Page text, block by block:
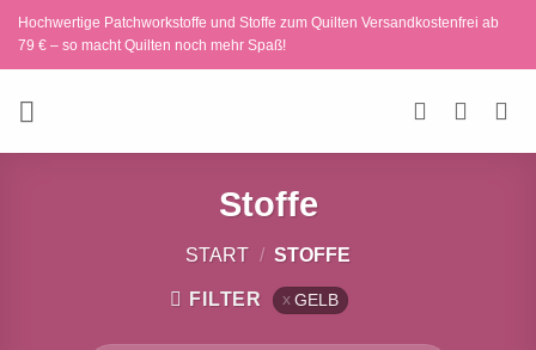
Zum
Inhalt
springen
Hochwertige Patchworkstoffe und Stoffe zum Quilten Versandkostenfrei ab
79 € – so macht Quilten noch mehr Spaß!
Stoffe
START / STOFFE
FILTER GELB